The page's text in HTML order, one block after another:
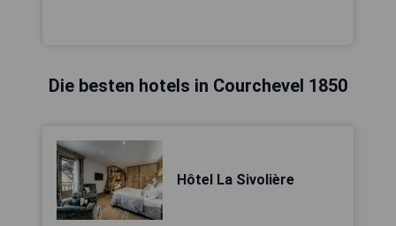
Die besten hotels in Courchevel 1850
Hôtel La Sivolière